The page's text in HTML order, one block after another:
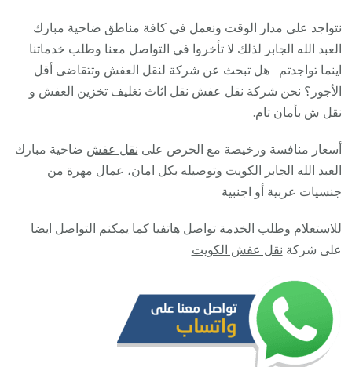
/
عمال
عفش
سعر
نتواجد على مدار الوقت ونعمل في كافة مناطق ضاحية مبارك
العبد الله الجابر لذلك لا تأخروا في التواصل معنا وطلب خدماتنا
اينما تواجدتم هل تبحث عن شركة لنقل العفش وتتقاضى أقل
الأجور؟ نحن شركة نقل عفش نقل اثاث تغليف تخزين العفش و
نقل ش بأمان تام.
أسعار منافسة ورخيصة مع الحرص على نقل عفش ضاحية مبارك
العبد الله الجابر الكويت وتوصيله بكل امان، عمال مهرة من
جنسيات عربية أو اجنبية
للاستعلام وطلب الخدمة تواصل هاتفيا كما يمكنم التواصل ايضا
على شركة نقل عفش الكويت